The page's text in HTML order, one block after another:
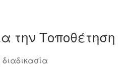
την Τοποθέτηση